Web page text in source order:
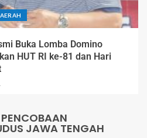
Buka Lomba Domino
HUT RI ke-81 dan Hari
JAWA TENGAH